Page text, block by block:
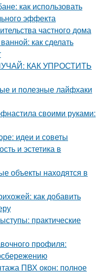
как использовать
эффекта
частного дома
как сделать
КАК УПРОСТИТЬ
и полезные лайфхаки
своими руками:
идеи и советы
и эстетика в
объекты находятся в
как добавить
практические
профиля:
ПВХ окон: полное